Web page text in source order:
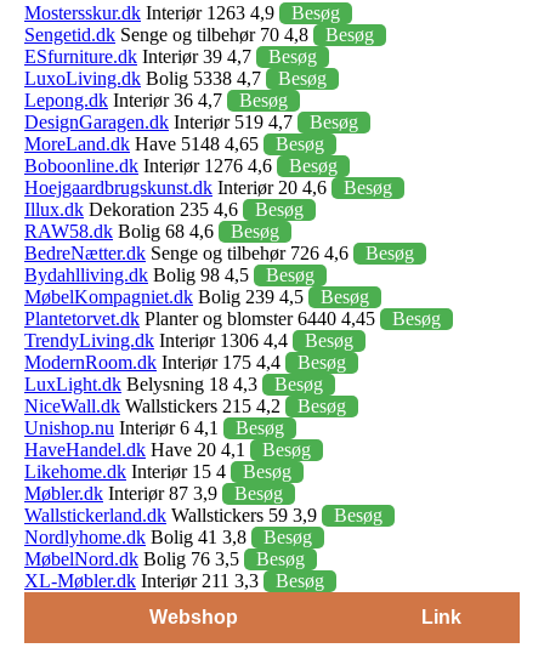
Mostersskur.dk Interiør 1263 4,9
Besøg
Sengetid.dk Senge og tilbehør 70 4,8
Besøg
ESfurniture.dk Interiør 39 4,7
Besøg
LuxoLiving.dk Bolig 5338 4,7
Besøg
Lepong.dk Interiør 36 4,7
Besøg
DesignGaragen.dk Interiør 519 4,7
Besøg
MoreLand.dk Have 5148 4,65
Besøg
Boboonline.dk Interiør 1276 4,6
Besøg
Hoejgaardbrugskunst.dk Interiør 20 4,6
Besøg
Illux.dk Dekoration 235 4,6
Besøg
RAW58.dk Bolig 68 4,6
Besøg
BedreNætter.dk Senge og tilbehør 726 4,6
Besøg
Bydahlliving.dk Bolig 98 4,5
Besøg
MøbelKompagniet.dk Bolig 239 4,5
Besøg
Plantetorvet.dk Planter og blomster 6440 4,45
Besøg
TrendyLiving.dk Interiør 1306 4,4
Besøg
ModernRoom.dk Interiør 175 4,4
Besøg
LuxLight.dk Belysning 18 4,3
Besøg
NiceWall.dk Wallstickers 215 4,2
Besøg
Unishop.nu Interiør 6 4,1
Besøg
HaveHandel.dk Have 20 4,1
Besøg
Likehome.dk Interiør 15 4
Besøg
Møbler.dk Interiør 87 3,9
Besøg
Wallstickerland.dk Wallstickers 59 3,9
Besøg
Nordlyhome.dk Bolig 41 3,8
Besøg
MøbelNord.dk Bolig 76 3,5
Besøg
XL-Møbler.dk Interiør 211 3,3
Besøg
Webshop
Link